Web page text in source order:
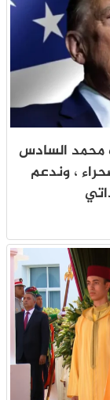
محمد السادس
، وندعم